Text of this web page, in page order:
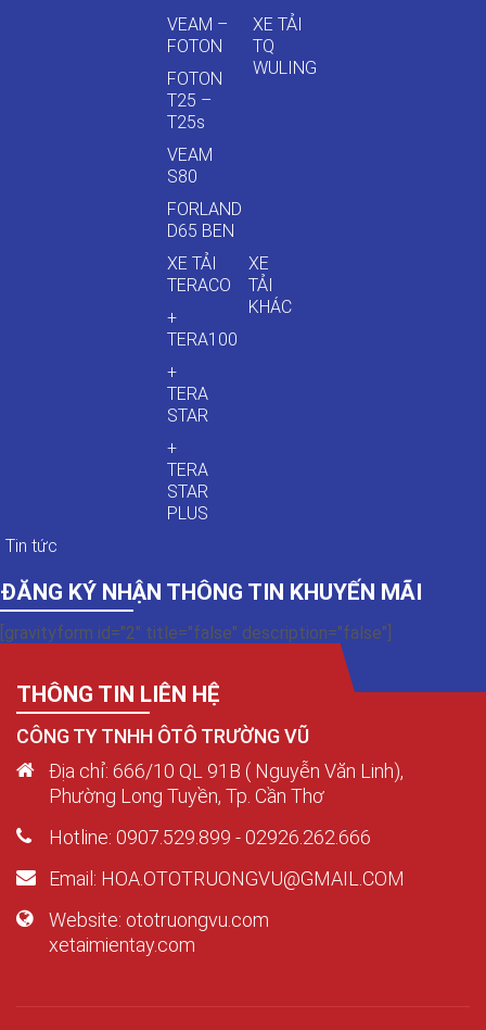
VEAM –
FOTON
FOTON
T25 –
T25s
VEAM
S80
FORLAND
D65 BEN
XE TẢI
TQ
WULING
XE TẢI
TERACO
+
TERA100
+
TERA
STAR
+
TERA
STAR
PLUS
XE
TẢI
KHÁC
Tin tức
ĐĂNG KÝ NHẬN THÔNG TIN KHUYẾN MÃI
[gravityform id="2" title="false" description="false"]
THÔNG TIN LIÊN HỆ
CÔNG TY TNHH ÔTÔ TRƯỜNG VŨ
Địa chỉ: 666/10 QL 91B ( Nguyễn Văn Linh),
Phường Long Tuyền, Tp. Cần Thơ
Hotline: 0907.529.899 - 02926.262.666
Email: HOA.OTOTRUONGVU@GMAIL.COM
Website: ototruongvu.com
xetaimientay.com